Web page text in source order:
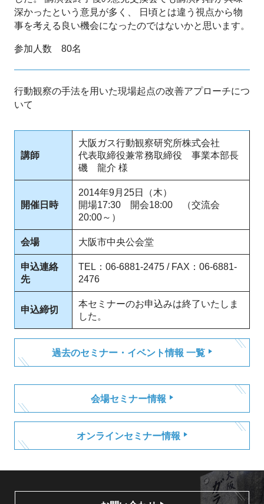
深かったという意見が多く、 日頃とは違う視点から物
事を考える良い機会になったのではないかと思います。
参加人数 80名
行動観察の手法を用いた現場起点の改善アプローチにつ
いて
講師
大阪ガス行動観察研究所株式会社
代表取締役兼常務取締役 事業本部長
磯 龍介 様
開催日時
2014年9月25日（木）
開場17:30 開会18:00 （交流会
20:00～）
会場 大阪市中央公会堂
申込連絡
先
TEL：06-6881-2475 / FAX：06-6881-
2476
申込締切
本セミナーのお申込みは終了いたしま
した。
過去のセミナー・イベント情報 一覧
会場セミナー情報
オンラインセミナー情報